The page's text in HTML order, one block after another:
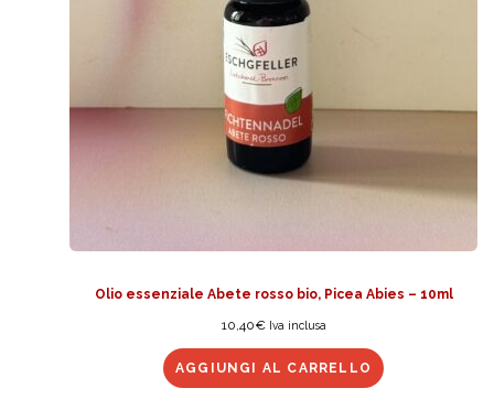
Olio essenziale Abete rosso bio, Picea Abies – 10ml
10,40€ Iva inclusa
AGGIUNGI AL CARRELLO